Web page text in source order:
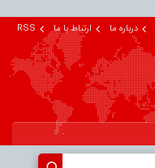
درباره ما ارتباط با ما RSS